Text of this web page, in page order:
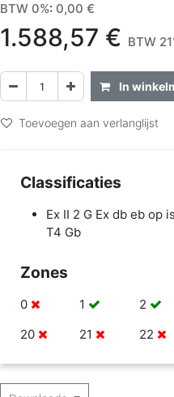
BTW 0%: 0,00 €
1.588,57 € BTW
In
Toevoegen aan verlanglijst
Classificaties
Ex II 2 G Ex db eb op
T4 Gb
Zones
0 1
2
20
21 22